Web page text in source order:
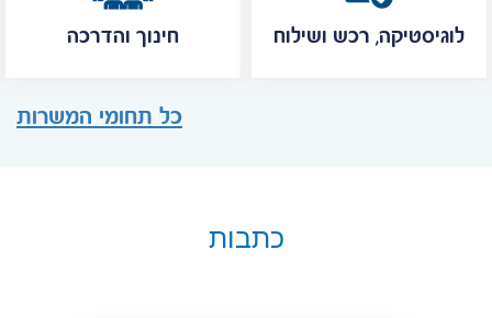
חינוך והדרכה לוגיסטיקה, רכש ושילוח
כל תחומי המשרות
כתבות